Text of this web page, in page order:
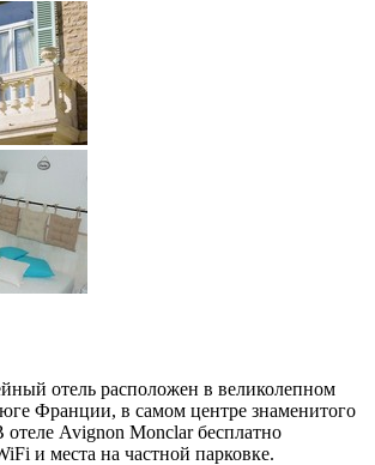
отель расположен в великолепном
Франции, в самом центре знаменитого
Avignon Monclar бесплатно
и места на частной парковке.